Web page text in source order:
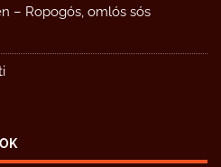
– Ropogós, omlós sós